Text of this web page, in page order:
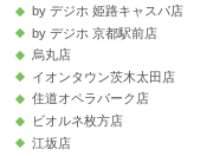
by デジホ 姫路キャスパ店
by デジホ 京都駅前店
烏丸店
イオンタウン茨木太田店
住道オペラパーク店
ビオルネ枚方店
江坂店